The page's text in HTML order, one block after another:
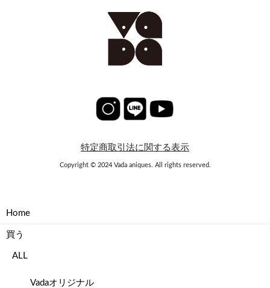
Home
買う
ALL
Vadaオリジナル
特定商取引法に関する表示
Copyright © 2024 Vada aniques. All rights reserved.